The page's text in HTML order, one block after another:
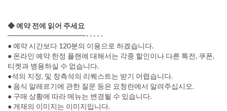
◆ 예약 전에 읽어 주세요
━━━━━━━━━━━･････
● 예약 시간보다 120분의 이용으로 하겠습니다.
● 온라인 예약 한정 플랜에 대해서는 각종 할인이나 다른 특전, 쿠폰,
티켓과 병용하실 수 없습니다.
●석의 지정, 및 창측석의 리퀘스트는 받기 어렵습니다.
● 음식 알레르기에 관한 질문 등은 요청란에서 알려주십시오.
● 구매 상황에 따라 메뉴는 변경될 수 있습니다.
● 게재의 이미지는 이미지입니다.